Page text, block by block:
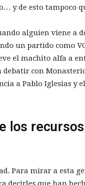
y de esto tampoco
alguien viene a
un partido como
el machito alfa a
con
a Pablo Iglesias y
los
Para mirar a esta